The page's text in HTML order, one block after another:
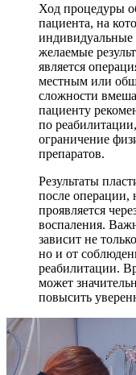
Ход процедуры
пациента, на
индивидуальные
желаемые
является
местным или
сложности
пациенту
по
ограничение
препаратов.
Результаты
после операции,
проявляется
воспаления.
зависит не
но и от
реабилитации.
может
повысить